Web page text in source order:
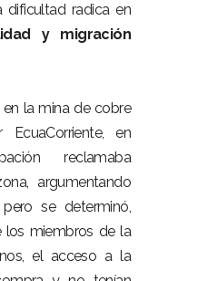
dificultad radica en
y migración
la mina de cobre
EcuaCorriente, en
reclamaba
argumentando
se determinó,
los miembros de la
el acceso a la